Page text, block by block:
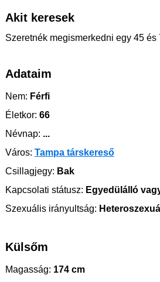
Akit keresek
Szeretnék megismerkedni egy 45 és
Adataim
Nem: Férfi
Életkor: 66
Névnap: ...
Város: Tampa társkereső
Csillagjegy: Bak
Kapcsolati státusz: Egyedülálló
Szexuális irányultság:
Külsőm
Magasság: 174 cm